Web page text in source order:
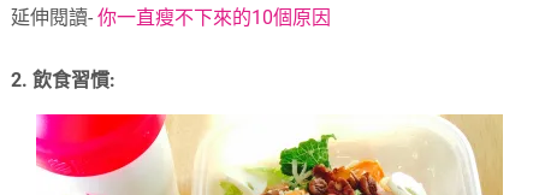
延伸閱讀-你一直瘦不下來的10個原因
2. 飲食習慣: